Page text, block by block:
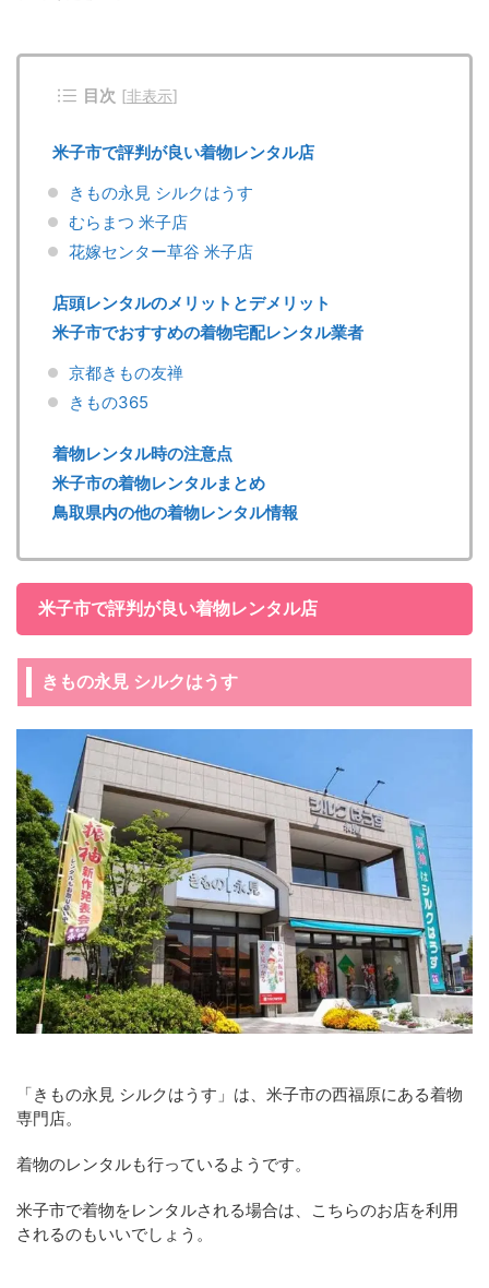
目次 [非表示]
米子市で評判が良い着物レンタル店
きもの永見 シルクはうす
むらまつ 米子店
花嫁センター草谷 米子店
店頭レンタルのメリットとデメリット
米子市でおすすめの着物宅配レンタル業者
京都きもの友禅
きもの365
着物レンタル時の注意点
米子市の着物レンタルまとめ
鳥取県内の他の着物レンタル情報
米子市で評判が良い着物レンタル店
きもの永見 シルクはうす
「きもの永見 シルクはうす」は、米子市の西福原にある着物
専門店。
着物のレンタルも行っているようです。
米子市で着物をレンタルされる場合は、こちらのお店を利用
されるのもいいでしょう。